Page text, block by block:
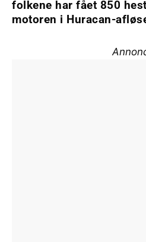
folkene har fået 850
motoren i Huracan-